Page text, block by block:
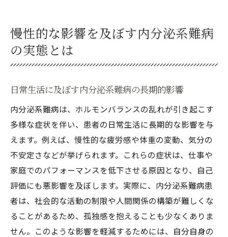
慢性的な影響を及ぼす内分泌系難病
の実態とは
日常生活に及ぼす内分泌系難病の長期的影響
内分泌系難病は、ホルモンバランスの乱れが引き起こす
多様な症状を伴い、患者の日常生活に長期的な影響を与
えます。例えば、慢性的な疲労感や体重の変動、気分の
不安定さなどが挙げられます。これらの症状は、仕事や
家庭でのパフォーマンスを低下させる原因となり、自己
評価にも悪影響を及ぼします。実際に、内分泌系難病患
者は、社会的な活動の制限や人間関係の構築が難しくな
ることがあるため、孤独感を抱えることも少なくありま
せん。このような影響を軽減するためには、自分自身の